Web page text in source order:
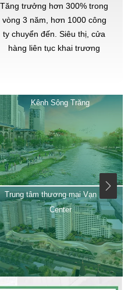
Tăng trưởng hơn 300% trong
vòng 3 năm, hơn 1000 công
ty chuyển đến. Siêu thị, cửa
hàng liên tục khai trương
Kênh Sông Trăng
Trung tâm thương mại Vạn Phúc
Center